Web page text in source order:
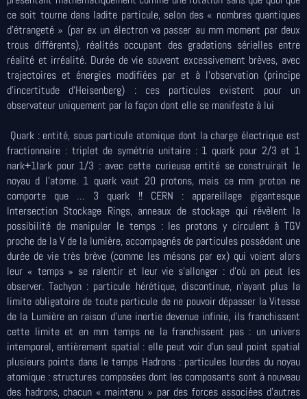
ce soit tourne dans ladite particule, selon des « nombres quantiques
d’étrangeté » (par ex un électron va passer au mm moment par deux
trous différents), réalités occupant des gradations sérielles entre
réalité et irréalité. Durée de vie souvent excessivement brèves, avec
trajectoires et énergies modifiées par et à l’observation (principe
d’incertitude d’Heisenberg) : ces particules existent pour un
observateur uniquement par la façon dont elle se manifeste à lui
Quark : entité, sous particule atomique dont la charge électrique est
fractionnaire : triplet de symétrie unitaire : 1 quark pour 2/3 et 1
nark+1lark pour 1/3 : avec cette curieuse entité se construirait le
noyau d l’atome. 1 quark vaut 20 protons, mais ce mm proton ne
comporte que … 3 quark !! CERN : appareillage gigantesque
Intersection Stockage Rings, anneaux de stockage qui révèlent la
possibilité de manipuler le temps : les protons y circulent à TGV
proche de la V de la lumière, accompagnés de particules possédant une
durée de vie très brève (comme les mésons par ex) qui voient alors
leur « temps » se ralentir et leur vie s’allonger : d’où on peut les
observer. Tachyon : particule hérétique, discontinue, n’ayant plus la
limite obligatoire de toute particule de ne pouvoir dépasser la Vitesse
de la Lumière en raison d’une inertie devenue infinie, ils franchissent
cette limite et en mm temps ne la franchissent pas : un univers
intemporel, entièrement spatial : elle peut voir d’un seul point spatial
plusieurs points dans le temps Hadrons : particules lourdes du noyau
atomique : structures composées dont les composants sont à nouveau
des hadrons, chacun « maintenu » par des forces associées d’autres